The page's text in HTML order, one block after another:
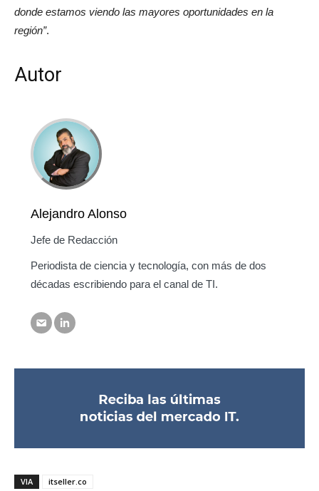
donde estamos viendo las mayores oportunidades en la
región”.
Autor
Alejandro Alonso
Jefe de Redacción
Periodista de ciencia y tecnología, con más de dos
décadas escribiendo para el canal de TI.
VIA
itseller.co